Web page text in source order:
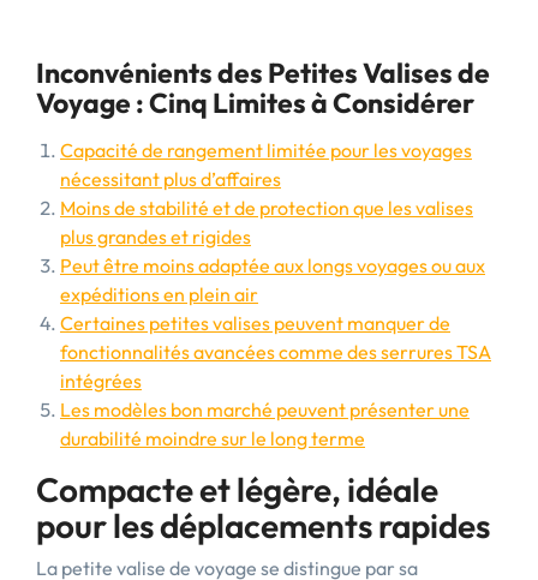
Inconvénients des Petites Valises de
Voyage : Cinq Limites à Considérer
Capacité de rangement limitée pour les voyages
nécessitant plus d’affaires
Moins de stabilité et de protection que les valises
plus grandes et rigides
Peut être moins adaptée aux longs voyages ou aux
expéditions en plein air
Certaines petites valises peuvent manquer de
fonctionnalités avancées comme des serrures TSA
intégrées
Les modèles bon marché peuvent présenter une
durabilité moindre sur le long terme
Compacte et légère, idéale
pour les déplacements rapides
La petite valise de voyage se distingue par sa